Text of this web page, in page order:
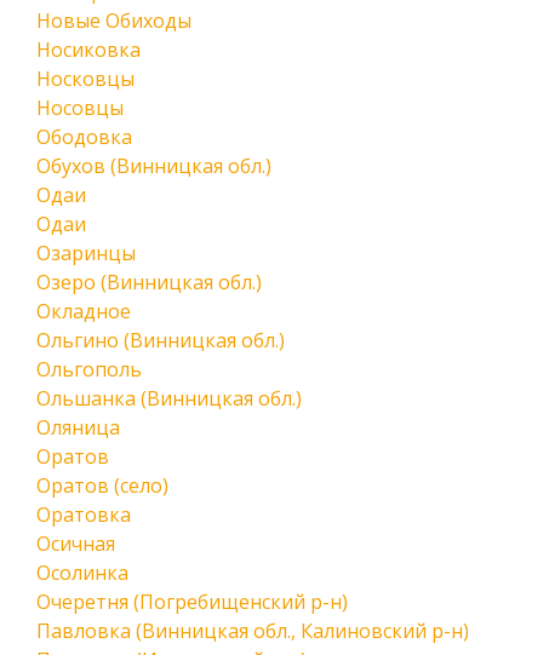
Новые Обиходы
Носиковка
Носковцы
Носовцы
Ободовка
Обухов (Винницкая обл.)
Одаи
Одаи
Озаринцы
Озеро (Винницкая обл.)
Окладное
Ольгино (Винницкая обл.)
Ольгополь
Ольшанка (Винницкая обл.)
Оляница
Оратов
Оратов (село)
Оратовка
Осичная
Осолинка
Очеретня (Погребищенский р-н)
Павловка (Винницкая обл., Калиновский р-н)